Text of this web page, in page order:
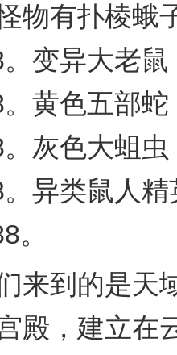
物有扑棱蛾
变异大老
黄色五部
灰色大蛆
异类鼠人
。
来到的是天
殿，建立在